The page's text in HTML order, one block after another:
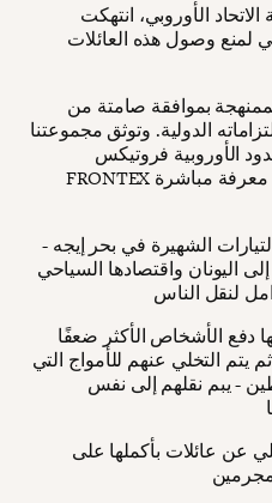
الأوروبي، انتهكت
لمنع وصول هذه العائلات
بموافقة صامتة من
الدولية. وتوثق مجموعتنا
الأوروبية فروتيكس
FRONTEX بالتورط، و417 حالة كان للوكالة معرفة مباشرة
الشهيرة في بحر إيجه -
اليونان واقتصادها السياحي
دفع الأشخاص الأكثر ضعفًا
التخلي عنهم للأمواج التي
- يبم نقلهم إلى نفس
عن عائلات بأكملها على